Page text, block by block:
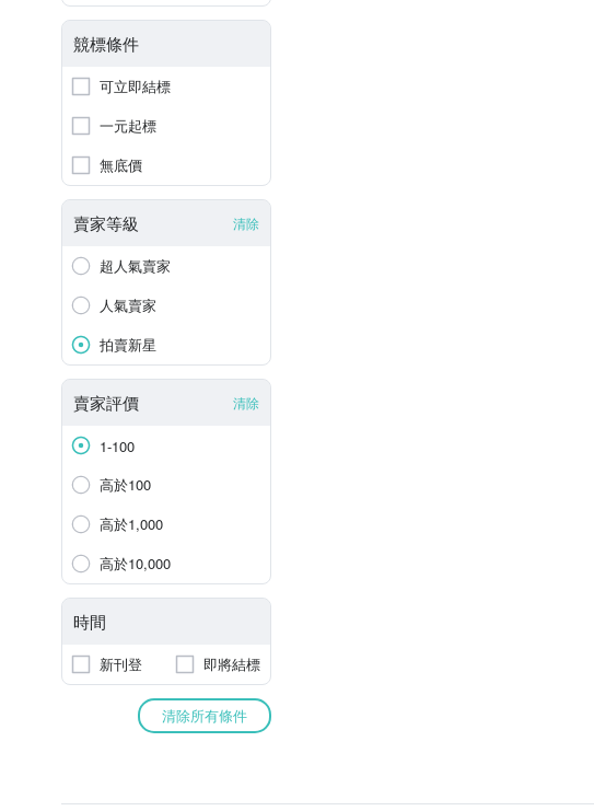
競標條件
可立即結標
一元起標
無底價
賣家等級 清除
超人氣賣家
人氣賣家
拍賣新星
賣家評價 清除
1-100
高於100
高於1,000
高於10,000
時間
新刊登 即將結標
清除所有條件